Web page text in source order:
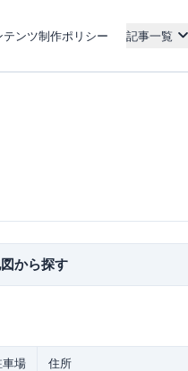
テンツ制作ポリシー 記事一覧
から探す
車場 住所